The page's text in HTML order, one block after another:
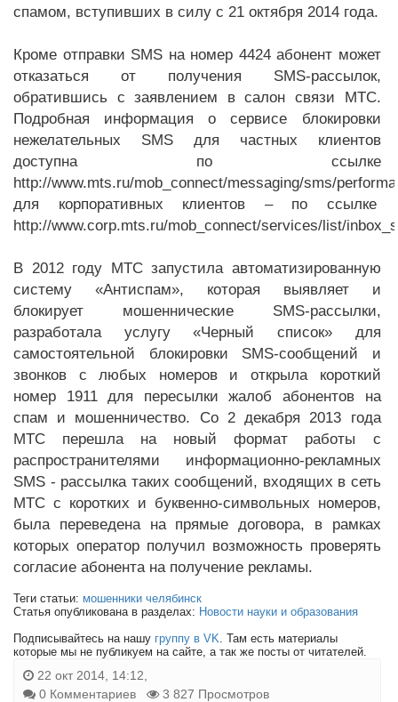
спамом, вступивших в силу с 21 октября 2014 года.
Кроме отправки SMS на номер 4424 абонент может
отказаться от получения SMS-рассылок,
обратившись с заявлением в салон связи МТС.
Подробная информация о сервисе блокировки
нежелательных SMS для частных клиентов
доступна по ссылке
http://www.mts.ru/mob_connect/messaging/sms/
для корпоративных клиентов – по ссылке
http://www.corp.mts.ru/mob_connect/services/list/
В 2012 году МТС запустила автоматизированную
систему «Антиспам», которая выявляет и
блокирует мошеннические SMS-рассылки,
разработала услугу «Черный список» для
самостоятельной блокировки SMS-сообщений и
звонков с любых номеров и открыла короткий
номер 1911 для пересылки жалоб абонентов на
спам и мошенничество. Со 2 декабря 2013 года
МТС перешла на новый формат работы с
распространителями информационно-рекламных
SMS - рассылка таких сообщений, входящих в сеть
МТС с коротких и буквенно-символьных номеров,
была переведена на прямые договора, в рамках
которых оператор получил возможность проверять
согласие абонента на получение рекламы.
Теги статьи: мошенники челябинск
Статья опубликована в разделах: Новости науки и образования
Подписывайтесь на нашу группу в VK . Там есть материалы
которые мы не публикуем на сайте, а так же посты от читателей.
22 окт 2014, 14:12,
0 Комментариев
3 827 Просмотров